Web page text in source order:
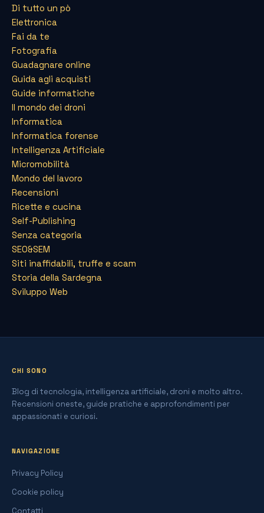
Di tutto un pò
Elettronica
Fai da te
Fotografia
Guadagnare online
Guida agli acquisti
Guide informatiche
Il mondo dei droni
Informatica
Informatica forense
Intelligenza Artificiale
Micromobilità
Mondo del lavoro
Recensioni
Ricette e cucina
Self-Publishing
Senza categoria
SEO&SEM
Siti inaffidabili, truffe e scam
Storia della Sardegna
Sviluppo Web
CHI SONO
Blog di tecnologia, intelligenza artificiale, droni e molto altro.
Recensioni oneste, guide pratiche e approfondimenti per
appassionati e curiosi.
NAVIGAZIONE
Privacy Policy
Cookie policy
Contatti